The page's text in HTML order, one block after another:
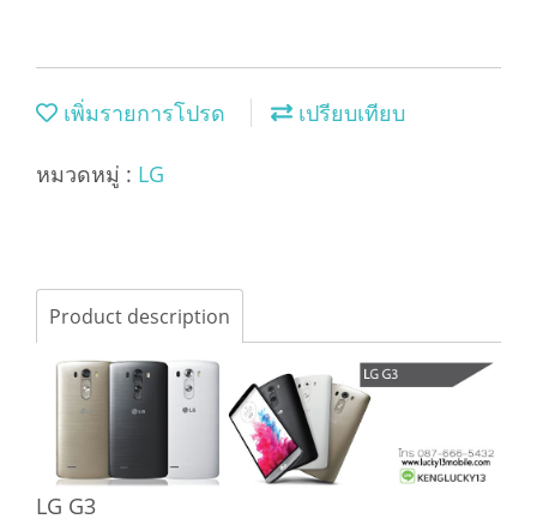
เพิ่มรายการโปรด เปรียบเทียบ
หมวดหมู่ : LG
Product description
LG G3